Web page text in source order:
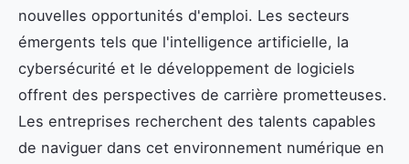
nouvelles opportunités d'emploi. Les secteurs
émergents tels que l'intelligence artificielle, la
cybersécurité et le développement de logiciels
offrent des perspectives de carrière prometteuses.
Les entreprises recherchent des talents capables
de naviguer dans cet environnement numérique en